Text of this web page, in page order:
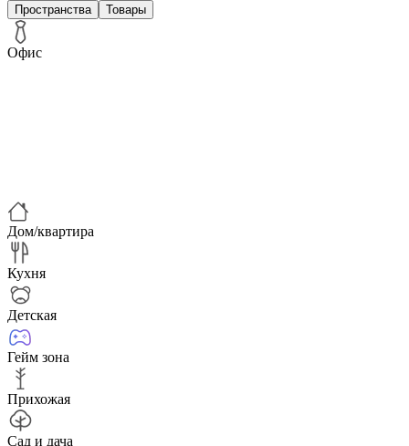
Пространства Товары
Офис
Дом/квартира
Кухня
Детская
Гейм зона
Прихожая
Сад и дача